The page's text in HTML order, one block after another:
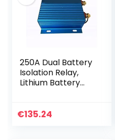
250A Dual Battery
Isolation Relay,
Lithium Battery
Isolation
€135.24